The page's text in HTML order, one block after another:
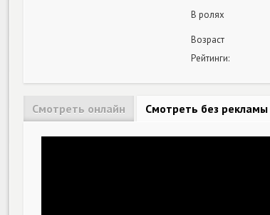
В ролях
Возраст
Рейтинги:
Смотреть онлайн Смотреть без рекламы